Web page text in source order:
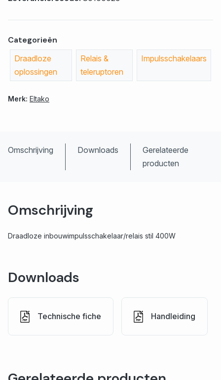
Categorieën
Draadloze
oplossingen
Relais &
teleruptoren
Impulsschakelaars
Merk: Eltako
Omschrijving Downloads
Gerelateerde
producten
Omschrijving
Draadloze inbouwimpulsschakelaar/relais stil 400W
Downloads
Technische fiche Handleiding